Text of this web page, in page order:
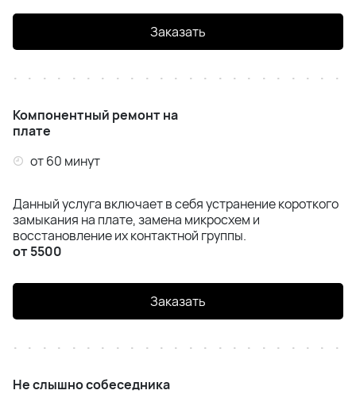
Samsung Z Flip 7 (F766)
Samsung Z Fold 4 (F936)
Samsung Z Fold 6 (F956)
Samsung Z Fold 7 (F966)
Заказать
Компонентный ремонт на
плате
от 60 минут
Данный услуга включает в себя устранение короткого
замыкания на плате, замена микросхем и
восстановление их контактной группы.
от 5500
Заказать
Не слышно собеседника